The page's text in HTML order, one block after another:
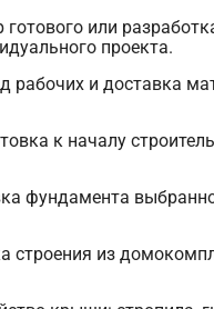
готового или
проекта.
рабочих и доставка
к началу
фундамента
строения из